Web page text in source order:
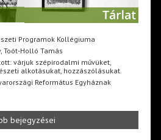
Programok Kollégiuma
Toót-Holló Tamás
várjuk szépirodalmi művüket,
alkotásukat, hozzászólásukat.
Református Egyháznak
bejegyzései